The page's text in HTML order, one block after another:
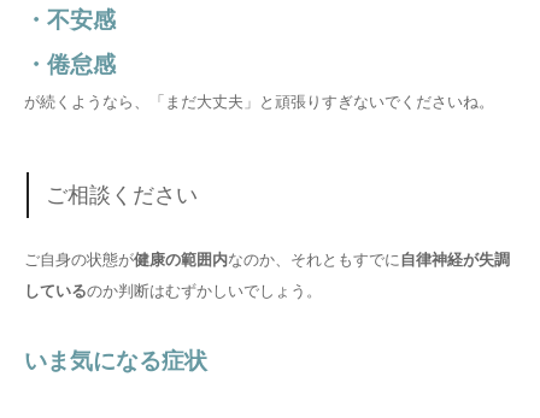
・不安感
・倦怠感
が続くようなら、「まだ大丈夫」と頑張りすぎないでくださいね。
ご相談ください
ご自身の状態が健康の範囲内なのか、それともすでに 自律神経が失調
しているのか判断はむずかしいでしょう。
いま気になる症状